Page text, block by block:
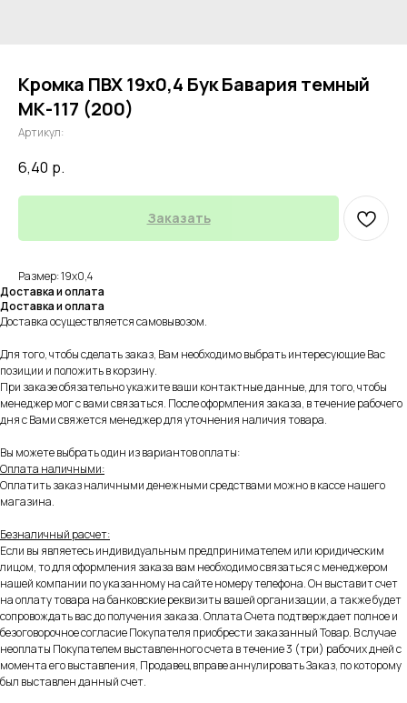
Кромка ПВХ 19х0,4 Бук Бавария темный
МК-117 (200)
Артикул:
6,40 р.
Заказать
Размер: 19х0,4
Доставка и оплата
Доставка и оплата
Доставка осуществляется самовывозом.
Для того, чтобы сделать заказ, Вам необходимо выбрать интересующие Вас
позиции и положить в корзину.
При заказе обязательно укажите ваши контактные данные, для того, чтобы
менеджер мог с вами связаться. После оформления заказа, в течение рабочего
дня с Вами свяжется менеджер для уточнения наличия товара.
Вы можете выбрать один из вариантов оплаты:
Оплата наличными:
Оплатить заказ наличными денежными средствами можно в кассе нашего
магазина.
Безналичный расчет:
Если вы являетесь индивидуальным предпринимателем или юридическим
лицом, то для оформления заказа вам необходимо связаться с менеджером
нашей компании по указанному на сайте номеру телефона. Он выставит счет
на оплату товара на банковские реквизиты вашей организации, а также будет
сопровождать вас до получения заказа. Оплата Счета подтверждает полное и
безоговорочное согласие Покупателя приобрести заказанный Товар. В случае
неоплаты Покупателем выставленного счета в течение 3 (три) рабочих дней с
момента его выставления, Продавец вправе аннулировать Заказ, по которому
был выставлен данный счет.